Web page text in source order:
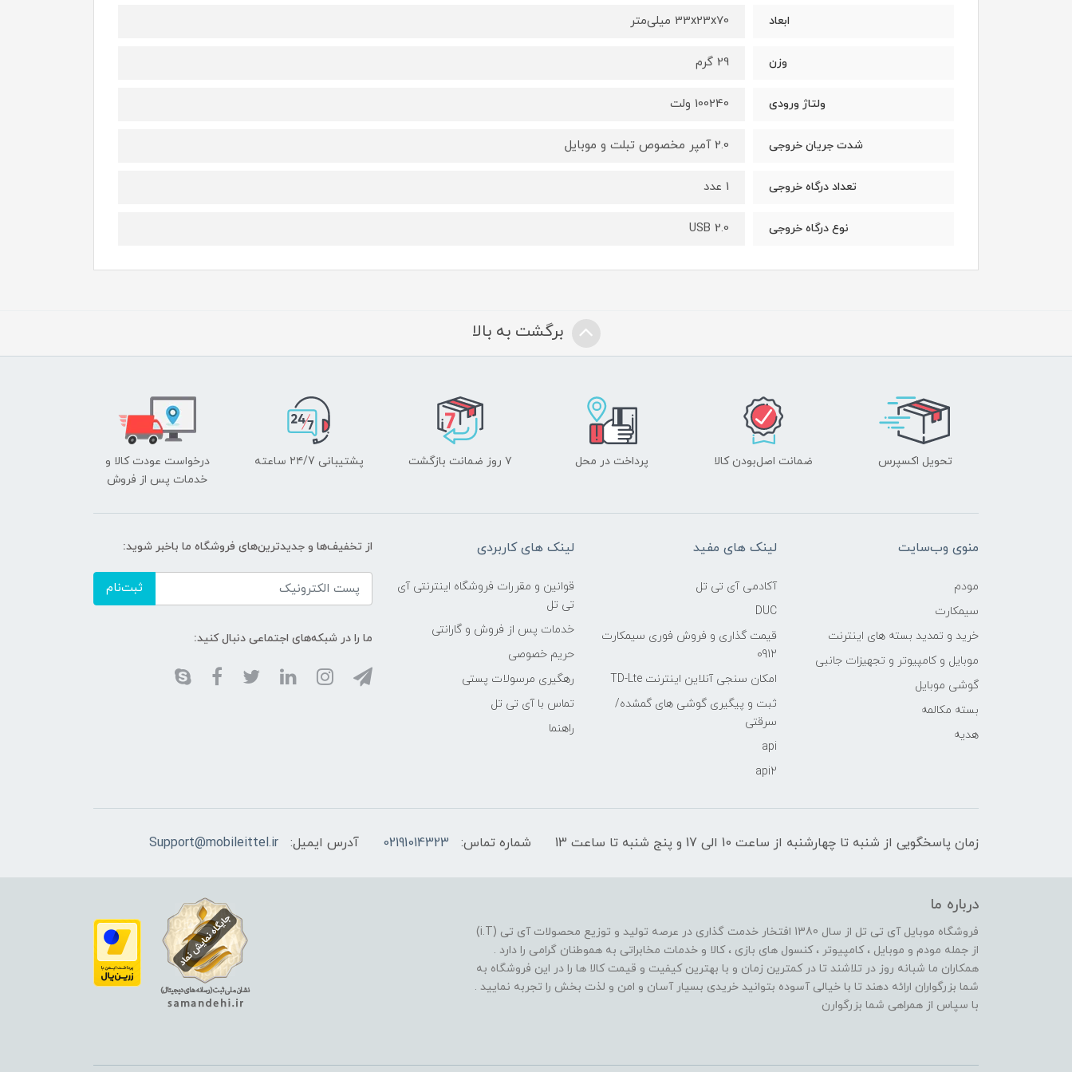
ابعاد 33x23x70 میلی‌متر
وزن 29 گرم
ولتاژ ورودی 100240 ولت
شدت جریان خروجی 2.0 آمپر مخصوص تبلت و موبایل
تعداد درگاه خروجی 1 عدد
نوع درگاه خروجی USB 2.0
برگشت به بالا
تحویل اکسپرس ضمانت اصل‌بودن کالا پرداخت در محل ۷ روز ضمانت بازگشت پشتیبانی ۲۴/7 ساعته
درخواست عودت کالا و
خدمات پس از فروش
منوی وب‌سایت
مودم
سیمکارت
خرید و تمدید بسته های اینترنت
موبایل و کامپیوتر و تجهیزات جانبی
گوشی موبایل
بسته مکالمه
هدیه
لینک های مفید
آکادمی آی تی تل
DUC
قیمت گذاری و فروش فوری سیمکارت
0912
امکان سنجی آنلاین اینترنت TD-Lte
ثبت و پیگیری گوشی های گمشده/
سرقتی
api
api2
لینک های کاربردی
قوانین و مقررات فروشگاه اینترنتی آی
تی تل
خدمات پس از فروش و گارانتی
حریم خصوصی
رهگیری مرسولات پستی
تماس با آی تی تل
راهنما
از تخفیف‌ها و جدیدترین‌های فروشگاه ما باخبر شوید:
ثبت‌نام
ما را در شبکه‌های اجتماعی دنبال کنید:
زمان پاسخگویی از شنبه تا چهارشنبه از ساعت 10 الی 17 و پنج شنبه تا ساعت 13 شماره تماس: 02191014323 آدرس ایمیل: Support@mobileittel.ir
درباره ما
فروشگاه موبایل آی تی تل از سال 1380 افتخار خدمت گذاری در عرصه تولید و توزیع محصولات آی تی (i.T)
از جمله مودم و موبایل ، کامپیوتر ، کنسول های بازی ، کالا و خدمات مخابراتی به هموطنان گرامی را دارد .
همکاران ما شبانه روز در تلاشند تا در کمترین زمان و با بهترین کیفیت و قیمت کالا ها را در این فروشگاه به
شما بزرگواران ارائه دهند تا با خیالی آسوده بتوانید خریدی بسیار آسان و امن و لذت بخش را تجربه نمایید .
با سپاس از همراهی شما بزرگوارن